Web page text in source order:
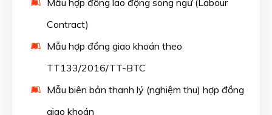
Contract)
Mẫu hợp đồng giao khoán theo
TT133/2016/TT-BTC
Mẫu biên bản thanh lý (nghiệm thu) hợp đồng
giao khoán